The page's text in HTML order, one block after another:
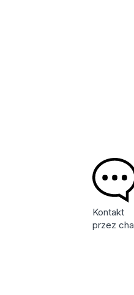
Kontakt
przez